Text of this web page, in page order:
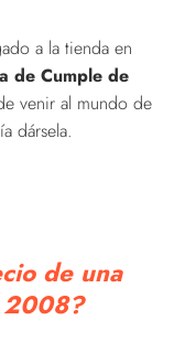
a la tienda en
de Cumple de
venir al mundo de
dársela.
de una
2008?